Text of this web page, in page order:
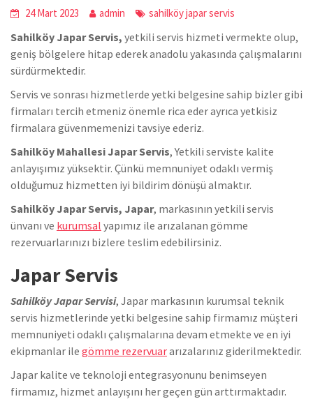
24 Mart 2023 admin sahilköy japar servis
Sahilköy Japar Servis, yetkili servis hizmeti vermekte olup,
geniş bölgelere hitap ederek anadolu yakasında çalışmalarını
sürdürmektedir.
Servis ve sonrası hizmetlerde yetki belgesine sahip bizler gibi
firmaları tercih etmeniz önemle rica eder ayrıca yetkisiz
firmalara güvenmemenizi tavsiye ederiz.
Sahilköy Mahallesi Japar Servis, Yetkili serviste kalite
anlayışımız yüksektir. Çünkü memnuniyet odaklı vermiş
olduğumuz hizmetten iyi bildirim dönüşü almaktır.
Sahilköy Japar Servis, Japar, markasının yetkili servis
ünvanı ve kurumsal yapımız ile arızalanan gömme
rezervuarlarınızı bizlere teslim edebilirsiniz.
Japar Servis
Sahilköy Japar Servisi, Japar markasının kurumsal teknik
servis hizmetlerinde yetki belgesine sahip firmamız müşteri
memnuniyeti odaklı çalışmalarına devam etmekte ve en iyi
ekipmanlar ile gömme rezervuararızalarınız giderilmektedir.
Japar kalite ve teknoloji entegrasyonunu benimseyen
firmamız, hizmet anlayışını her geçen gün arttırmaktadır.